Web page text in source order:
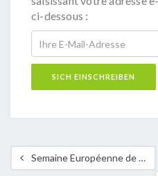
ci-dessous :
Semaine Européenne de la Mobilité – Kanton Mersch & Uelzechtdall: Erster regionaler Fahrradtag